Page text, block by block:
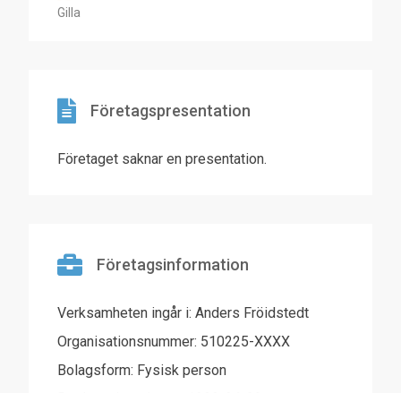
Gilla
Företagspresentation
Företaget saknar en presentation.
Företagsinformation
Verksamheten ingår i: Anders Fröidstedt
Organisationsnummer: 510225-XXXX
Bolagsform: Fysisk person